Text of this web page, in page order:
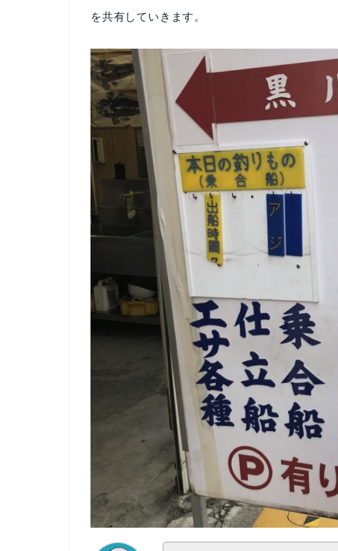
を共有していきます。